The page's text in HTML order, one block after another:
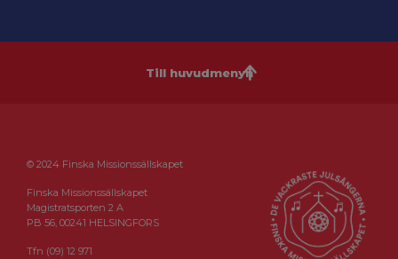
Till huvudmenyn
© 2024 Finska Missionssällskapet
Finska Missionssällskapet
Magistratsporten 2 A
PB 56, 00241 HELSINGFORS
Tfn (09) 12 971